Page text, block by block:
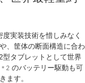
実装技術を惜しみなく
、筐体の断面構造に合わ
タブレットとして世界
＊2 のバッテリー駆動も可
ます。